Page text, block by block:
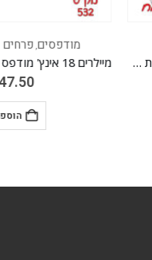
מיילרים 18 אינץ' מודפס *לאוויר בלבד* *מגיע בסיטונאות חבילה של 50 יח'* מצבע